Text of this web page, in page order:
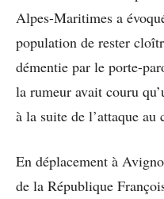
Alpes-Maritimes a
population de rester
démentie par le porte-
la rumeur avait couru
à la suite de l’attaque au
En déplacement à
de la République